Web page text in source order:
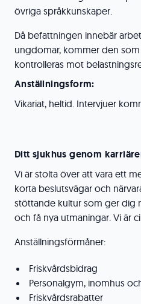
övriga språkkunskaper.
Då befattningen innebär
ungdomar, kommer den
kontrolleras mot
Anställningsform:
Vikariat, heltid. Intervjuer
Ditt sjukhus genom
Vi är stolta över att vara ett
korta beslutsvägar och
stöttande kultur som ger dig
och få nya utmaningar. Vi är
Anställningsförmåner:
Friskvårdsbidrag
Personalgym, inomhus
Friskvårdsrabatter